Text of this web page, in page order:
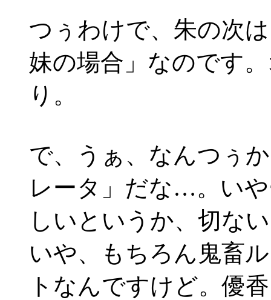
つぅわけで、朱の次
妹の場合」なのです
り。
で、うぁ、なんつぅ
レータ」だな…。い
しいというか、切な
いや、もちろん鬼畜
トなんですけど。優